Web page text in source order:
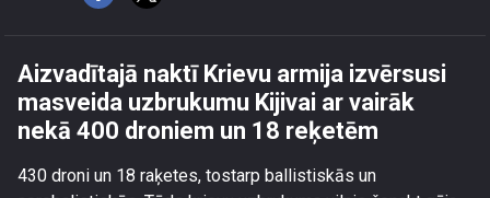
Aizvadītajā naktī Krievu armija izvērsusi
masveida uzbrukumu Kijivai ar vairāk
nekā 400 droniem un 18 reķetēm
430 droni un 18 raķetes, tostarp ballistiskās un